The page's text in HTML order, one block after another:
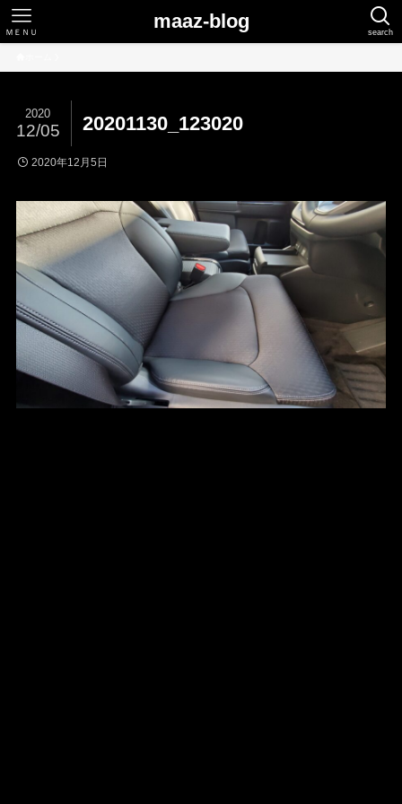
maaz-blog search
ＭＥＮＵ
20201130_123020
2020
12/05
2020年12月5日